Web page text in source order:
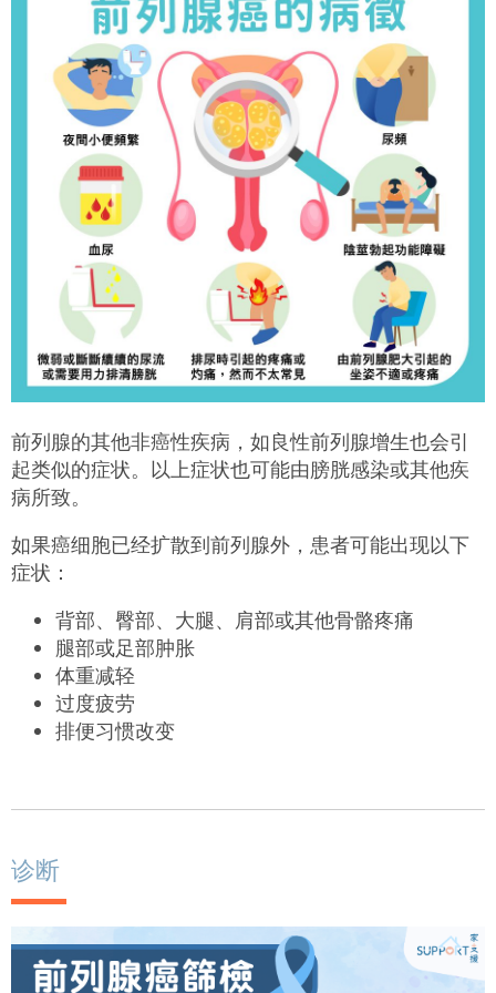
前列腺的其他非癌性疾病，如良性前列腺增生也会引
起类似的症状。以上症状也可能由膀胱感染或其他疾
病所致。
如果癌细胞已经扩散到前列腺外，患者可能出现以下
症状：
背部、臀部、大腿、肩部或其他骨骼疼痛
腿部或足部肿胀
体重减轻
过度疲劳
排便习惯改变
诊断